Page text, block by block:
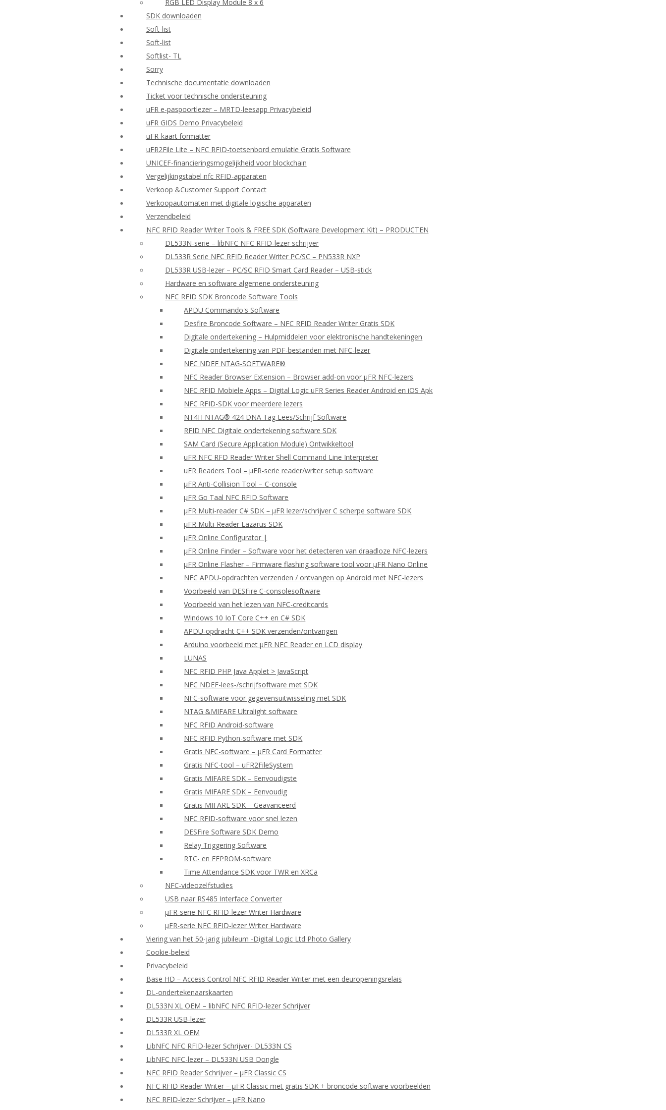
RGB LED Display Module 8 x 6
SDK downloaden
Soft-list
Soft-list
Softlist- TL
Sorry
Technische documentatie downloaden
Ticket voor technische ondersteuning
uFR e-paspoortlezer – MRTD-leesapp Privacybeleid
uFR GIDS Demo Privacybeleid
uFR-kaart formatter
uFR2File Lite – NFC RFID-toetsenbord emulatie Gratis Software
UNICEF-financieringsmogelijkheid voor blockchain
Vergelijkingstabel nfc RFID-apparaten
Verkoop &Customer Support Contact
Verkoopautomaten met digitale logische apparaten
Verzendbeleid
NFC RFID Reader Writer Tools & FREE SDK (Software Development Kit) – PRODUCTEN
DL533N-serie – libNFC NFC RFID-lezer schrijver
DL533R Serie NFC RFID Reader Writer PC/SC – PN533R NXP
DL533R USB-lezer – PC/SC RFID Smart Card Reader – USB-stick
Hardware en software algemene ondersteuning
NFC RFID SDK Broncode Software Tools
APDU Commando's Software
Desfire Broncode Software – NFC RFID Reader Writer Gratis SDK
Digitale ondertekening – Hulpmiddelen voor elektronische handtekeningen
Digitale ondertekening van PDF-bestanden met NFC-lezer
NFC NDEF NTAG-SOFTWARE®
NFC Reader Browser Extension – Browser add-on voor μFR NFC-lezers
NFC RFID Mobiele Apps – Digital Logic uFR Series Reader Android en iOS Apk
NFC RFID-SDK voor meerdere lezers
NT4H NTAG® 424 DNA Tag Lees/Schrijf Software
RFID NFC Digitale ondertekening software SDK
SAM Card (Secure Application Module) Ontwikkeltool
uFR NFC RFD Reader Writer Shell Command Line Interpreter
uFR Readers Tool – μFR-serie reader/writer setup software
μFR Anti-Collision Tool – C-console
μFR Go Taal NFC RFID Software
μFR Multi-reader C# SDK – μFR lezer/schrijver C scherpe software SDK
μFR Multi-Reader Lazarus SDK
μFR Online Configurator |
μFR Online Finder – Software voor het detecteren van draadloze NFC-lezers
μFR Online Flasher – Firmware flashing software tool voor μFR Nano Online
NFC APDU-opdrachten verzenden / ontvangen op Android met NFC-lezers
Voorbeeld van DESFire C-consolesoftware
Voorbeeld van het lezen van NFC-creditcards
Windows 10 IoT Core C++ en C# SDK
APDU-opdracht C++ SDK verzenden/ontvangen
Arduino voorbeeld met μFR NFC Reader en LCD display
LUNAS
NFC RFID PHP Java Applet > JavaScript
NFC NDEF-lees-/schrijfsoftware met SDK
NFC-software voor gegevensuitwisseling met SDK
NTAG &MIFARE Ultralight software
NFC RFID Android-software
NFC RFID Python-software met SDK
Gratis NFC-software – μFR Card Formatter
Gratis NFC-tool – uFR2FileSystem
Gratis MIFARE SDK – Eenvoudigste
Gratis MIFARE SDK – Eenvoudig
Gratis MIFARE SDK – Geavanceerd
NFC RFID-software voor snel lezen
DESFire Software SDK Demo
Relay Triggering Software
RTC- en EEPROM-software
Time Attendance SDK voor TWR en XRCa
NFC-videozelfstudies
USB naar RS485 Interface Converter
μFR-serie NFC RFID-lezer Writer Hardware
μFR-serie NFC RFID-lezer Writer Hardware
Viering van het 50-jarig jubileum -Digital Logic Ltd Photo Gallery
Cookie-beleid
Privacybeleid
Base HD – Access Control NFC RFID Reader Writer met een deuropeningsrelais
DL-ondertekenaarskaarten
DL533N XL OEM – libNFC NFC RFID-lezer Schrijver
DL533R USB-lezer
DL533R XL OEM
LibNFC NFC RFID-lezer Schrijver- DL533N CS
LibNFC NFC-lezer – DL533N USB Dongle
NFC RFID Reader Schrijver – μFR Classic CS
NFC RFID Reader Writer – μFR Classic met gratis SDK + broncode software voorbeelden
NFC RFID-lezer Schrijver – μFR Nano